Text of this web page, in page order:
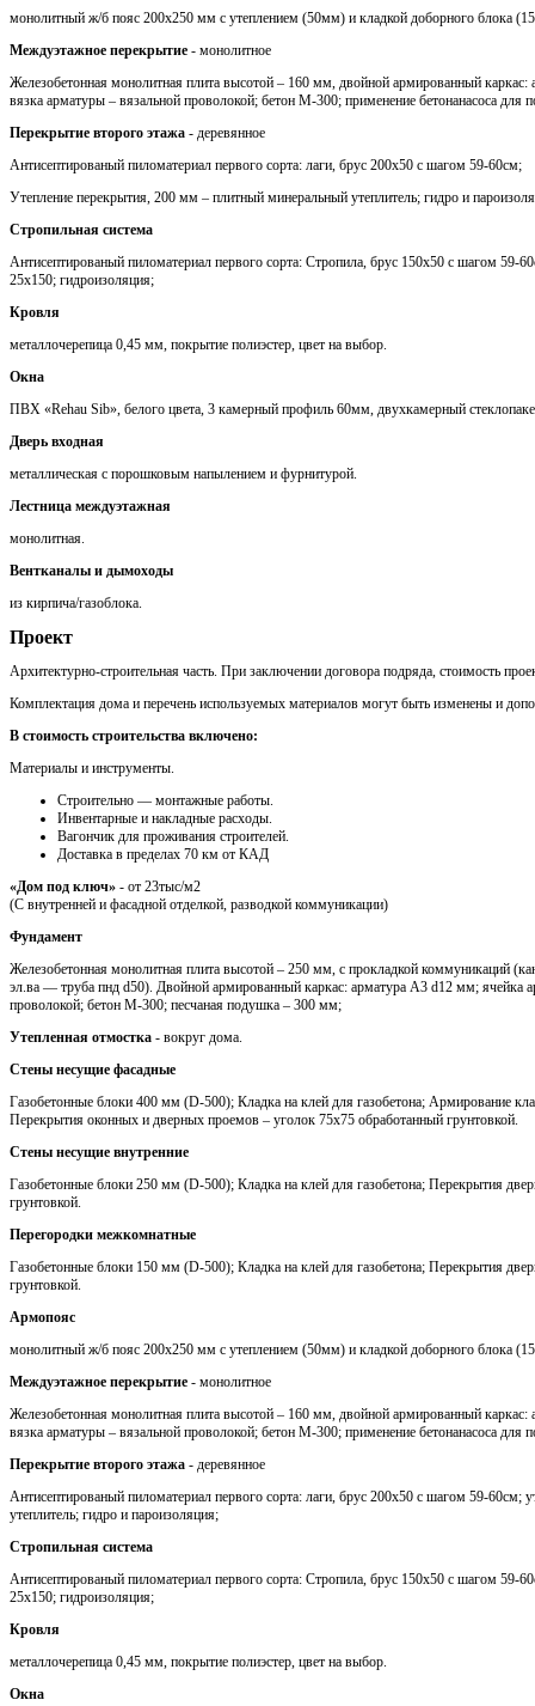
монолитный ж/б пояс 200х250 мм с утеплением (50мм) и кладкой доборного блока
Междуэтажное перекрытие - монолитное
Железобетонная монолитная плита высотой – 160 мм, двойной армированный
вязка арматуры – вязальной проволокой; бетон М-300; применение бетонанасоса для
Перекрытие второго этажа - деревянное
Антисептированый пиломатериал первого сорта: лаги, брус 200х50 с шагом 59-60см;
Утепление перекрытия, 200 мм – плитный минеральный утеплитель; гидро и
Стропильная система
Антисептированый пиломатериал первого сорта: Стропила, брус 150х50 с шагом 59-
25х150; гидроизоляция;
Кровля
металлочерепица 0,45 мм, покрытие полиэстер, цвет на выбор.
Окна
ПВХ «Rehau Sib», белого цвета, 3 камерный профиль 60мм, двухкамерный
Дверь входная
металлическая с порошковым напылением и фурнитурой.
Лестница междуэтажная
монолитная.
Вентканалы и дымоходы
из кирпича/газоблока.
Проект
Архитектурно-строительная часть. При заключении договора подряда, стоимость
Комплектация дома и перечень используемых материалов могут быть изменены и
В стоимость строительства включено:
Материалы и инструменты.
Cтроительно — монтажные работы.
Инвентарные и накладные расходы.
Вагончик для проживания строителей.
Доставка в пределах 70 км от КАД
«Дом под ключ» - от 23тыс/м2
(С внутренней и фасадной отделкой, разводкой коммуникации)
Фундамент
Железобетонная монолитная плита высотой – 250 мм, с прокладкой коммуникаций
эл.ва — труба пнд d50). Двойной армированный каркас: арматура A3 d12 мм; ячейка
проволокой; бетон М-300; песчаная подушка – 300 мм;
Утепленная отмостка - вокруг дома.
Стены несущие фасадные
Газобетонные блоки 400 мм (D-500); Кладка на клей для газобетона; Армирование
Перекрытия оконных и дверных проемов – уголок 75х75 обработанный грунтовкой.
Стены несущие внутренние
Газобетонные блоки 250 мм (D-500); Кладка на клей для газобетона; Перекрытия
грунтовкой.
Перегородки межкомнатные
Газобетонные блоки 150 мм (D-500); Кладка на клей для газобетона; Перекрытия
грунтовкой.
Армопояс
монолитный ж/б пояс 200х250 мм с утеплением (50мм) и кладкой доборного блока
Междуэтажное перекрытие - монолитное
Железобетонная монолитная плита высотой – 160 мм, двойной армированный
вязка арматуры – вязальной проволокой; бетон М-300; применение бетонанасоса для
Перекрытие второго этажа - деревянное
Антисептированый пиломатериал первого сорта: лаги, брус 200х50 с шагом 59-
утеплитель; гидро и пароизоляция;
Стропильная система
Антисептированый пиломатериал первого сорта: Стропила, брус 150х50 с шагом 59-
25х150; гидроизоляция;
Кровля
металлочерепица 0,45 мм, покрытие полиэстер, цвет на выбор.
Окна